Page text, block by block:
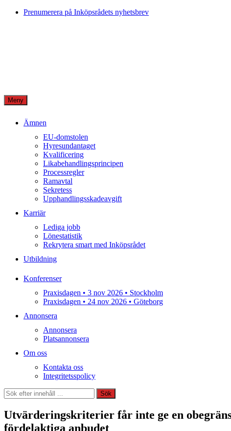
Skip
Prenumerera på Inköpsrådets nyhetsbrev
Meny
Ämnen
EU-domstolen
Hyresundantaget
Kvalificering
Likabehandlingsprincipen
Processregler
Ramavtal
Sekretess
Upphandlingsskadeavgift
Karriär
Lediga jobb
Lönestatistik
Rekrytera smart med Inköpsrådet
Utbildning
Konferenser
Praxisdagen • 3 nov 2026 • Stockholm
Praxisdagen • 24 nov 2026 • Göteborg
Annonsera
Annonsera
Platsannonsera
Om oss
Kontakta oss
Integritetsspolicy
Sök
Sök
Utvärderingskriterier får inte ge en
fördelaktiga anbudet